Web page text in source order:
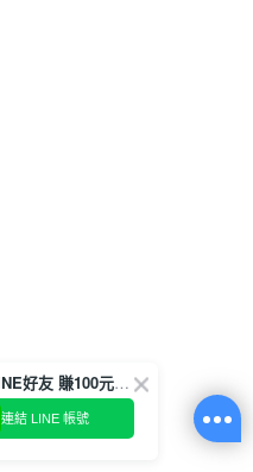
❤️加LINE好友 賺100元券！
連結 LINE 帳號